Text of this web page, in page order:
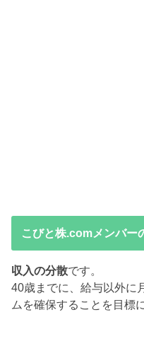
こびと株.comメンバー
収入の分散です。
40歳までに、給与以外に
ムを確保することを目標